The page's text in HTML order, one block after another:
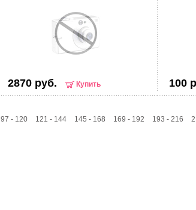
2870 руб. Купить 100
97 - 120 121 - 144 145 - 168 169 - 192 193 - 216